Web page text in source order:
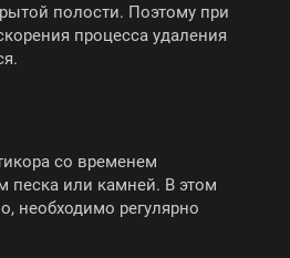
полости. Поэтому при
процесса удаления
со временем
песка или камней. В этом
необходимо регулярно